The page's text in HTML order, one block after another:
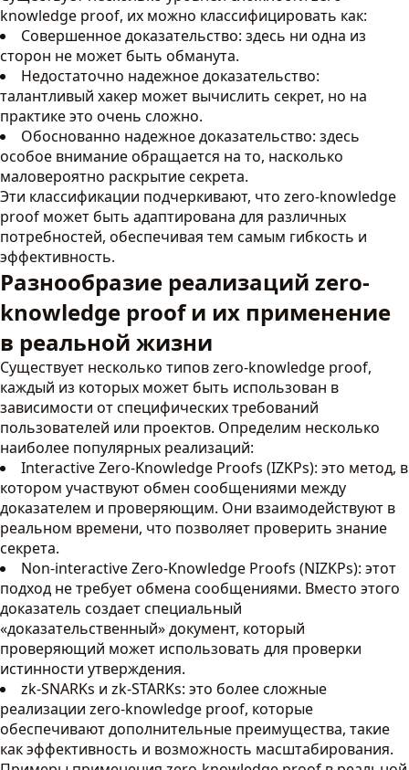
knowledge proof, их можно классифицировать как:
Совершенное доказательство: здесь ни одна из
сторон не может быть обманута.
Недостаточно надежное доказательство:
талантливый хакер может вычислить секрет, но на
практике это очень сложно.
Обоснованно надежное доказательство: здесь
особое внимание обращается на то, насколько
маловероятно раскрытие секрета.
Эти классификации подчеркивают, что zero-knowledge
proof может быть адаптирована для различных
потребностей, обеспечивая тем самым гибкость и
эффективность.
Разнообразие реализаций zero-
knowledge proof и их применение
в реальной жизни
Существует несколько типов zero-knowledge proof,
каждый из которых может быть использован в
зависимости от специфических требований
пользователей или проектов. Определим несколько
наиболее популярных реализаций:
Interactive Zero-Knowledge Proofs (IZKPs): это метод, в
котором участвуют обмен сообщениями между
доказателем и проверяющим. Они взаимодействуют в
реальном времени, что позволяет проверить знание
секрета.
Non-interactive Zero-Knowledge Proofs (NIZKPs): этот
подход не требует обмена сообщениями. Вместо этого
доказатель создает специальный
«доказательственный» документ, который
проверяющий может использовать для проверки
истинности утверждения.
zk-SNARKs и zk-STARKs: это более сложные
реализации zero-knowledge proof, которые
обеспечивают дополнительные преимущества, такие
как эффективность и возможность масштабирования.